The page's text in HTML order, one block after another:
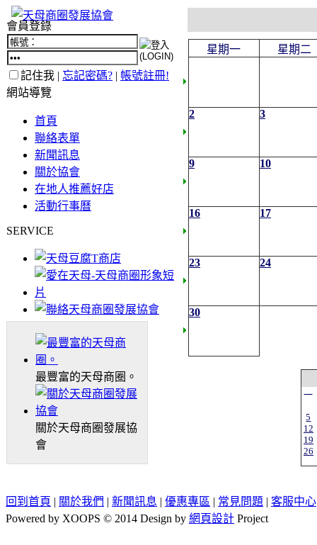
會員登錄
記住我 | 忘記密碼? | 帳號註冊!
網站導覽
首頁
聯絡表單
新聞訊息
關於協會
在地人推薦好店
活動行事曆
SERVICE
最豐富的天母商圈。
關於天母商圈發展協
會
星期一 星期二
2 3
9 10
16 17
23 24
30
一
5
12
19
26
回到首頁 | 關於我們 | 新聞訊息 | 優惠專區 | 常見問題 | 客服中心
Powered by XOOPS © 2014 Design by 網頁設計 Project